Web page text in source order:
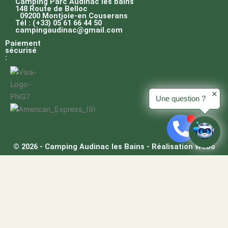
Paiement
sécurisé
:
148 Route de Belloc
09200 Montjoie-en Couserans
Tél : (+33) 05 61 66 44 50
campingaudinac@gmail.com
© 2026 - Camping Audinac les Bains - Réalisation Webo
Une question ?
✕